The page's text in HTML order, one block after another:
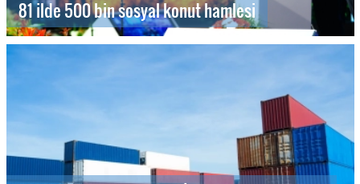
81 ilde 500 bin sosyal konut hamlesi